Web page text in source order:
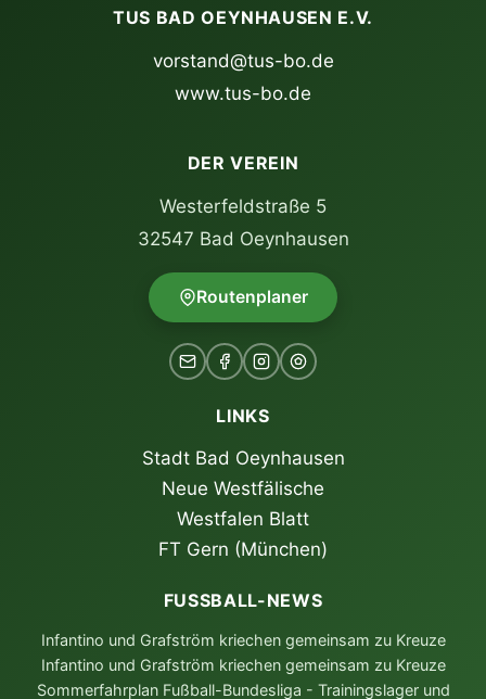
TUS BAD OEYNHAUSEN E.V.
vorstand@tus-bo.de
www.tus-bo.de
DER VEREIN
Westerfeldstraße 5
32547 Bad Oeynhausen
Routenplaner
LINKS
Stadt Bad Oeynhausen
Neue Westfälische
Westfalen Blatt
FT Gern (München)
FUSSBALL-NEWS
Infantino und Grafström kriechen gemeinsam zu Kreuze
Infantino und Grafström kriechen gemeinsam zu Kreuze
Sommerfahrplan Fußball-Bundesliga - Trainingslager und